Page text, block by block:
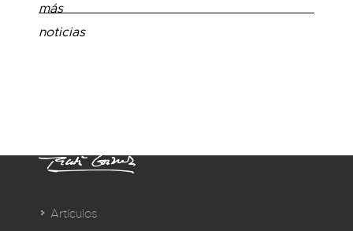
más
noticias
Artículos